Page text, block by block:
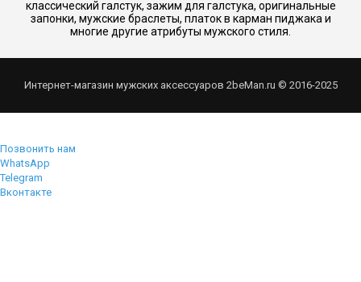
классический галстук, зажим для галстука, оригинальные
запонки, мужские браслеты, платок в карман пиджака и
многие другие атрибуты мужского стиля.
Интернет-магазин мужских аксессуаров 2beMan.ru © 2016-2025
Позвонить нам
WhatsApp
Telegram
Вконтакте